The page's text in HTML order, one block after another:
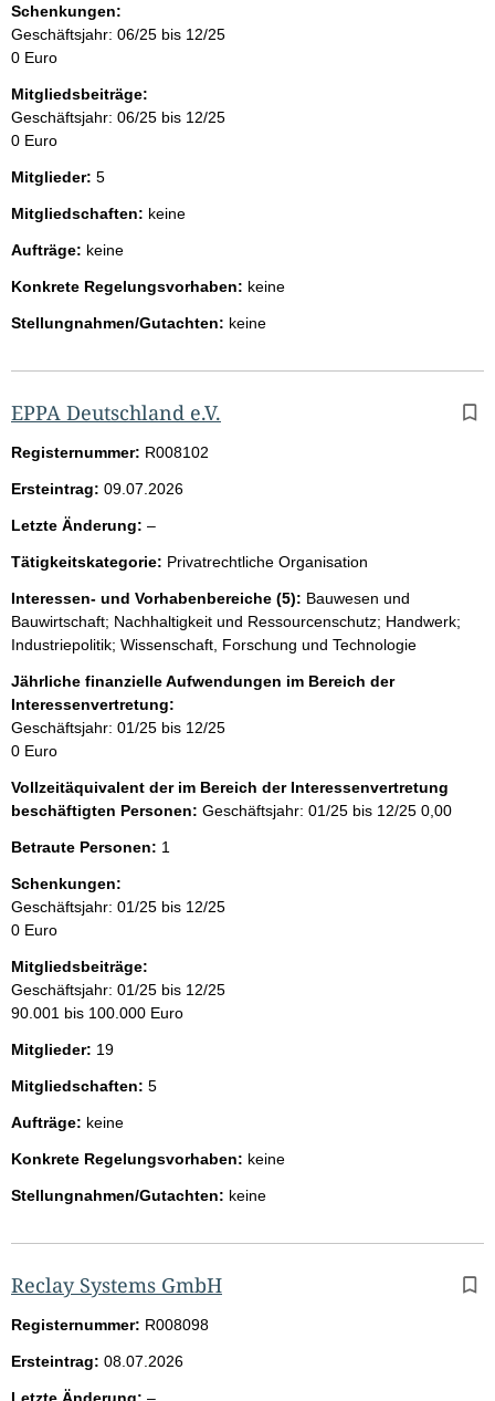
Schenkungen:
Geschäftsjahr: 06/25 bis 12/25
0 Euro
Mitgliedsbeiträge:
Geschäftsjahr: 06/25 bis 12/25
0 Euro
Mitglieder: 5
Mitgliedschaften: keine
Aufträge: keine
Konkrete Regelungsvorhaben: keine
Stellungnahmen/Gutachten: keine
EPPA Deutschland e.V.
Registernummer: R008102
Ersteintrag: 09.07.2026
Letzte Änderung: –l
e
r
Tätigkeitskategorie: Privatrechtliche Organisation
Interessen- und Vorhabenbereiche (5): Bauwesen und
Bauwirtschaft; Nachhaltigkeit und Ressourcenschutz; Handwerk;
Industriepolitik; Wissenschaft, Forschung und Technologie
Jährliche finanzielle Aufwendungen im Bereich der
Interessenvertretung:
Geschäftsjahr: 01/25 bis 12/25
0 Euro
Vollzeitäquivalent der im Bereich der Interessenvertretung
beschäftigten Personen: Geschäftsjahr: 01/25 bis 12/25 0,00
Betraute Personen: 1
Schenkungen:
Geschäftsjahr: 01/25 bis 12/25
0 Euro
Mitgliedsbeiträge:
Geschäftsjahr: 01/25 bis 12/25
90.001 bis 100.000 Euro
Mitglieder: 19
Mitgliedschaften: 5
Aufträge: keine
Konkrete Regelungsvorhaben: keine
Stellungnahmen/Gutachten: keine
Reclay Systems GmbH
Registernummer: R008098
Ersteintrag: 08.07.2026
Letzte Änderung: –l